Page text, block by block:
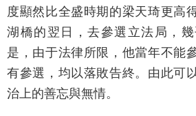
度顯然比全盛時期的梁天琦更高
湖橋的翌日，去參選立法局，
是，由于法律所限，他當年不能
有參選，均以落敗告終。由此可
治上的善忘與無情。